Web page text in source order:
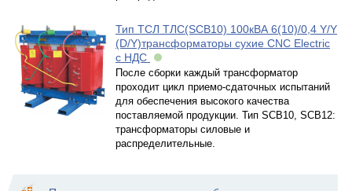
Тип ТСЛ ТЛС(SCB10) 100кВА 6(10)/0,4 Y/Y
(D/Y)трансформаторы сухие CNC Electric
с НДС
После сборки каждый трансформатор
проходит цикл приемо-сдаточных испытаний
для обеспечения высокого качества
поставляемой продукции. Тип SCB10, SCB12:
трансформаторы силовые и
распределительные.